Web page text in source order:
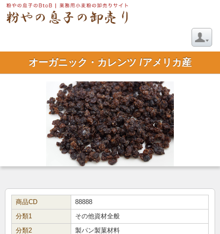
オーガニック・カレンツ /アメリカ産
商品CD 88888
分類1 その他資材全般
分類2 製パン製菓材料